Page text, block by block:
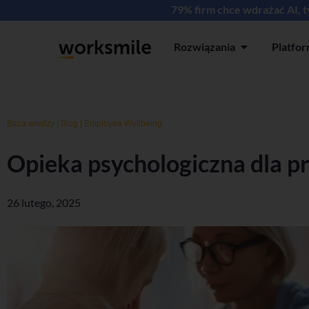
79% firm chce wdrażać AI,
Rozwiązania Open
Baza wiedzy Blog Employee Wellbeing
Opieka psychologiczna dla
26 lutego, 2025